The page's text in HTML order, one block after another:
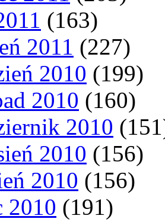
(163)
2011 (227)
2010 (199)
2010 (160)
2010
2010 (156)
2010 (156)
2010 (191)